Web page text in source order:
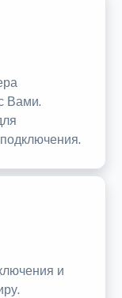
Вами.
и